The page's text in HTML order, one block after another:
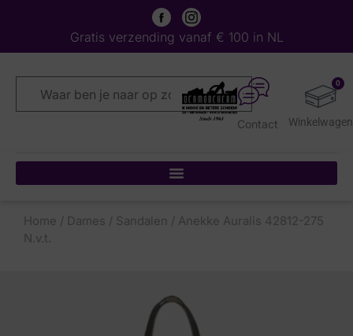
Gratis verzending vanaf € 100 in NL
0
Contact
Home / Dames / Sandalen / Anekke Auralis 42812-275
N.v.t.